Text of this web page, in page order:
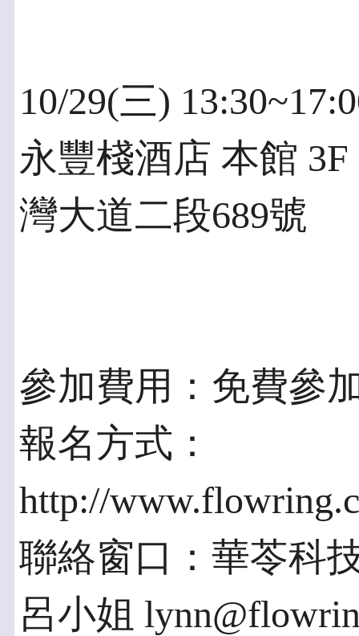
10/29(三)
永豐棧酒店 本館
灣大道二段689號
參加費用：免費參
報名方式：
http://
聯絡窗口：華苓科
呂小姐